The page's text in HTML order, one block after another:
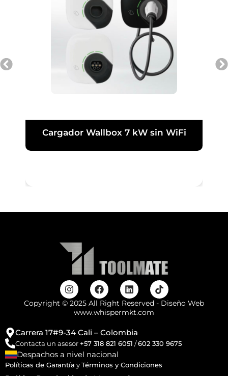
Cargador Wallbox 7 kW sin WiFi
Copyright © 2025 All Right Reserved - Diseño Web
www.whispermkt.com
Carrera 17#9-34 Cali – Colombia
Contacta un asesor+57 318 821 6051 /602 330 9675
Despachos a nivel nacional
Políticas de Garantía yTérminos y Condiciones